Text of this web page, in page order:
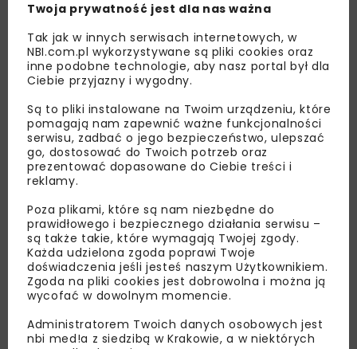
Lubisz wiedzieć więcej?
Zapisz się do newslettera aby otrzymywać od
nas najlepsze informacje branżowe,
zaproszenia na wydarzenia, atrakcyjne oferty i
dedykowane akcje specjalne.
Zapoznałam/em się zPolityką Prywatnościi
Regulaminemoraz wyrażam zgodę na otrzymywanie na
podany przeze mnie adres e-mail korespondencji
Twoja prywatność jest dla nas ważna
Tak jak w innych serwisach internetowych, w
NBI.com.pl wykorzystywane są pliki cookies oraz
inne podobne technologie, aby nasz portal był dla
Ciebie przyjazny i wygodny.
Są to pliki instalowane na Twoim urządzeniu, które
pomagają nam zapewnić ważne funkcjonalności
serwisu, zadbać o jego bezpieczeństwo, ulepszać
go, dostosować do Twoich potrzeb oraz
prezentować dopasowane do Ciebie treści i
reklamy.
Poza plikami, które są nam niezbędne do
prawidłowego i bezpiecznego działania serwisu –
są także takie, które wymagają Twojej zgody.
Każda udzielona zgoda poprawi Twoje
doświadczenia jeśli jesteś naszym Użytkownikiem.
Zgoda na pliki cookies jest dobrowolna i można ją
wycofać w dowolnym momencie.
Administratorem Twoich danych osobowych jest
nbi med!a z siedzibą w Krakowie, a w niektórych